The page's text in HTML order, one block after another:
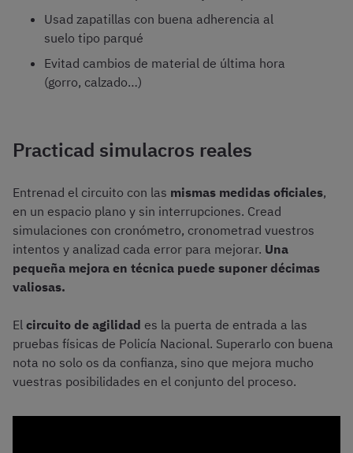
Usad zapatillas con buena adherencia al
suelo tipo parqué
Evitad cambios de material de última hora
(gorro, calzado…)
Practicad simulacros reales
Entrenad el circuito con las mismas medidas oficiales,
en un espacio plano y sin interrupciones. Cread
simulaciones con cronómetro, cronometrad vuestros
intentos y analizad cada error para mejorar. Una
pequeña mejora en técnica puede suponer décimas
valiosas.
El circuito de agilidad es la puerta de entrada a las
pruebas físicas de Policía Nacional. Superarlo con buena
nota no solo os da confianza, sino que mejora mucho
vuestras posibilidades en el conjunto del proceso.